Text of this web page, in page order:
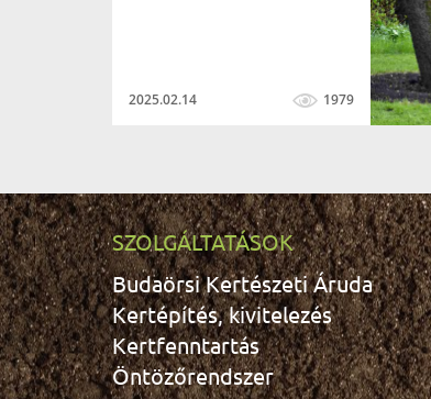
2025.02.14 1979
SZOLGÁLTATÁSOK
Budaörsi Kertészeti Áruda
Kertépítés, kivitelezés
Kertfenntartás
Öntözőrendszer